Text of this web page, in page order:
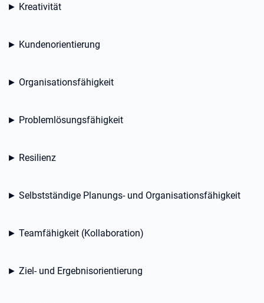
► Kreativität
► Kundenorientierung
► Organisationsfähigkeit
► Problemlösungsfähigkeit
► Resilienz
► Selbstständige Planungs- und Organisationsfähigkeit
► Teamfähigkeit (Kollaboration)
► Ziel- und Ergebnisorientierung